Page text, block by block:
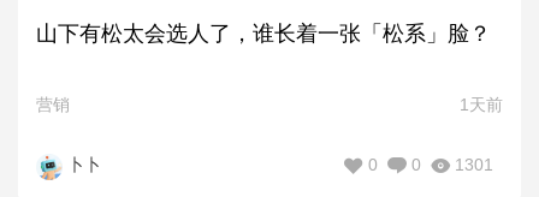
山下有松太会选人了，谁长着一张「松系」脸？
营销 1天前
卜卜 1301
0
0